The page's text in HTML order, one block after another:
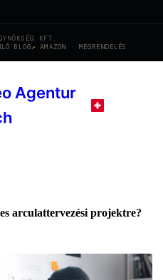
KFT.
BLOG AMAZON · MEGRENDELÉS
Agentur
arculattervezési projektre?